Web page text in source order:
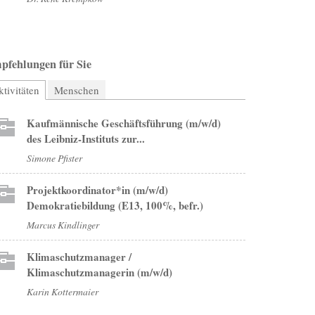
für Sie
(aktiver Reiter)
Menschen
Kaufmännische Geschäftsführung (m/w/d)
des Leibniz-Instituts zur...
Simone Pfister
Projektkoordinator*in (m/w/d)
Demokratiebildung (E13, 100%, befr.)
Marcus Kindlinger
Klimaschutzmanager /
Klimaschutzmanagerin (m/w/d)
Karin Kottermaier